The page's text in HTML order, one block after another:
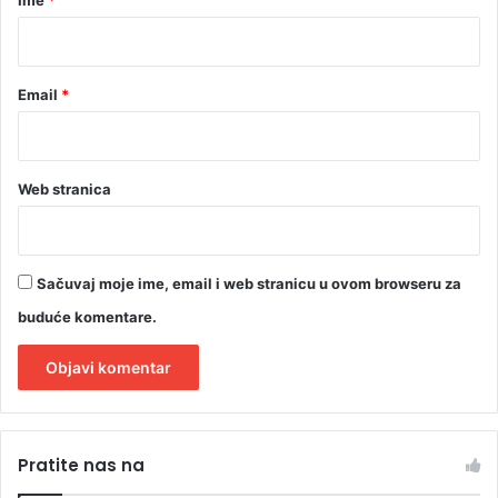
Email *
Web stranica
Sačuvaj moje ime, email i web stranicu u ovom browseru za
buduće komentare.
tPratite nas na